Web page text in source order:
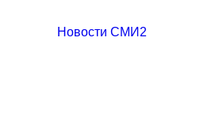
Новости СМИ2